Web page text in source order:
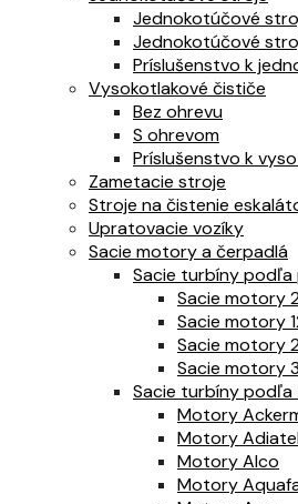
Jednokotúčové
Jednokotúčové
Príslušenstvo k
Vysokotlakové čističe
Bez ohrevu
S ohrevom
Príslušenstvo k
Zametacie stroje
Stroje na čistenie
Upratovacie vozíky
Sacie motory a čerpadlá
Sacie turbíny
Sacie motory
Sacie motory
Sacie motory
Sacie motory
Sacie turbíny podľa
Motory
Motory
Motory Alco
Motory